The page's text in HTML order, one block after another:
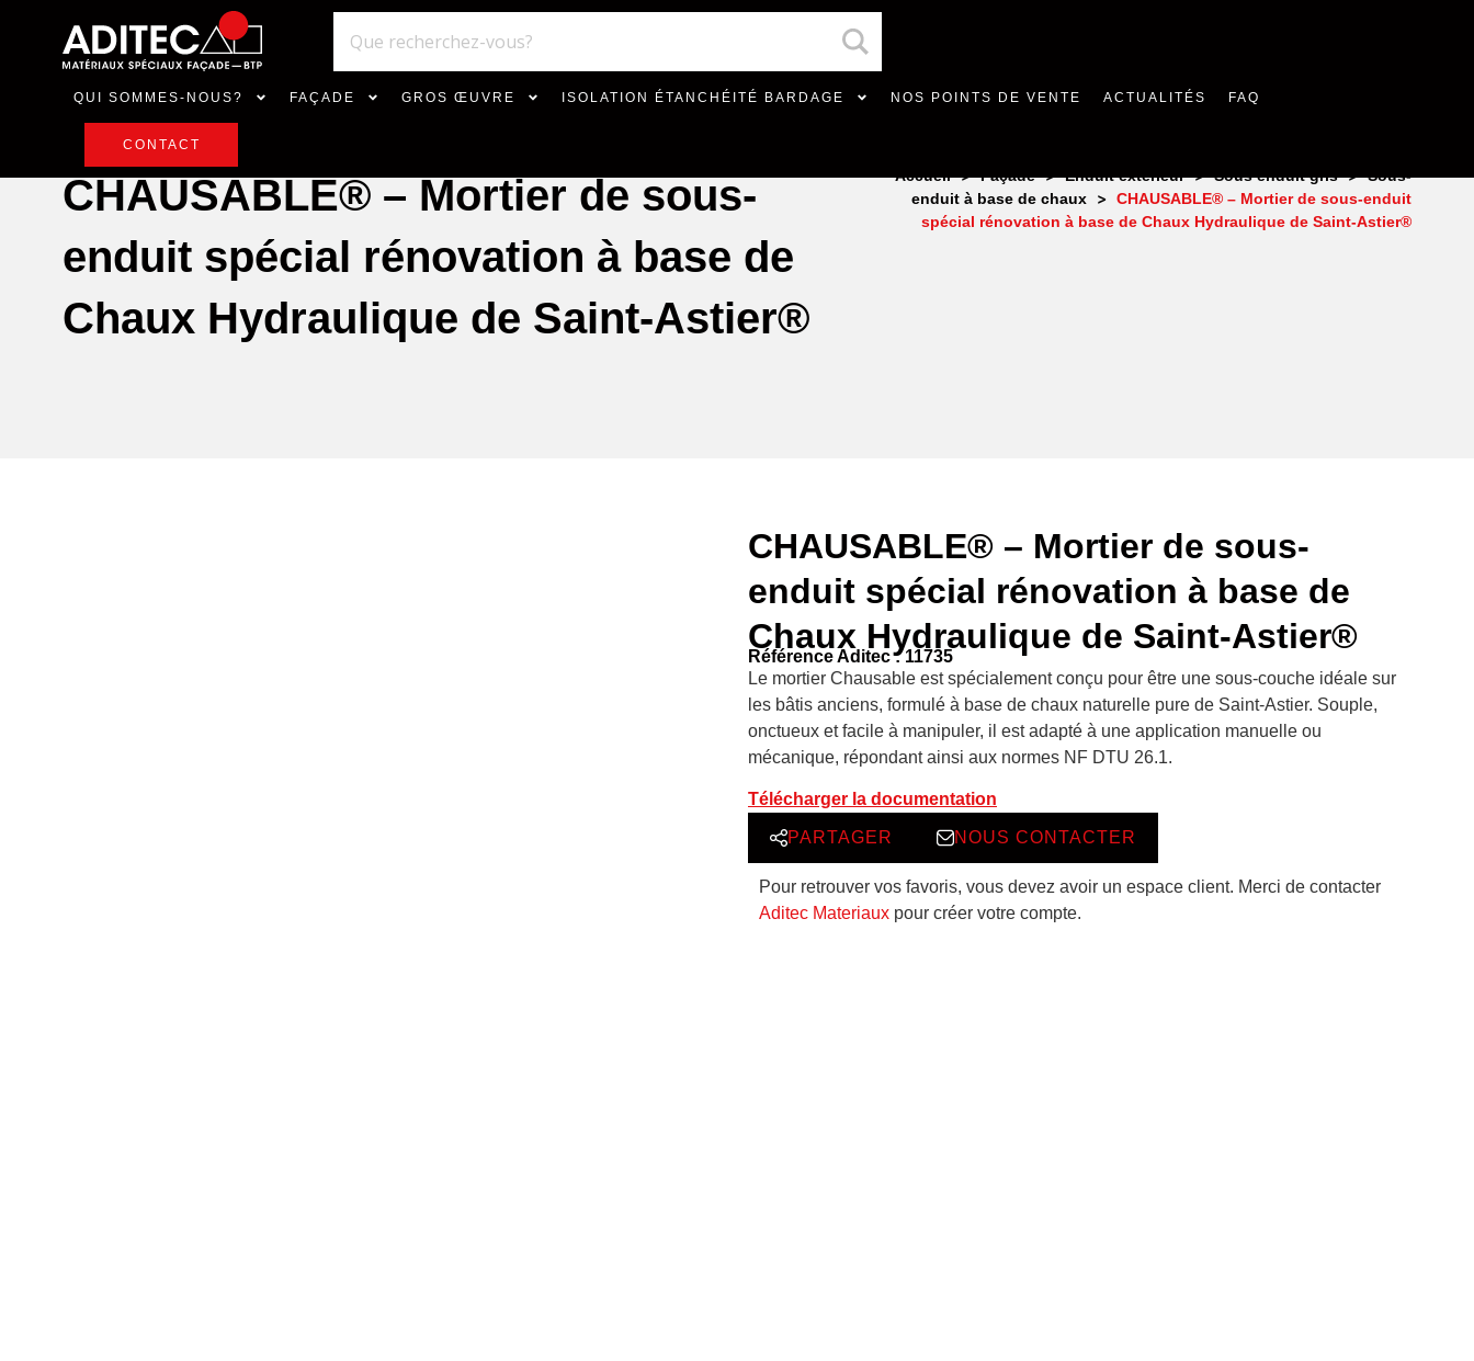
QUI SOMMES-NOUS? FAÇADE GROS ŒUVRE ISOLATION ÉTANCHÉITÉ BARDAGE NOS POINTS DE VENTE ACTUALITÉS FAQ
CONTACT
CHAUSABLE® – Mortier de sous-
enduit spécial rénovation à base de
Chaux Hydraulique de Saint-Astier®
Accueil > Façade > Enduit extérieur > Sous enduit gris > Sous-
enduit à base de chaux
>
CHAUSABLE® – Mortier de sous-enduit
spécial rénovation à base de Chaux Hydraulique de Saint-Astier®
CHAUSABLE® – Mortier de sous-
enduit spécial rénovation à base de
Chaux Hydraulique de Saint-Astier®
Référence Aditec : 11735
Le mortier Chausable est spécialement conçu pour être une sous-couche idéale sur
les bâtis anciens, formulé à base de chaux naturelle pure de Saint-Astier. Souple,
onctueux et facile à manipuler, il est adapté à une application manuelle ou
mécanique, répondant ainsi aux normes NF DTU 26.1.
Télécharger la documentation
PARTAGER NOUS CONTACTER
Pour retrouver vos favoris, vous devez avoir un espace client. Merci de contacter
Aditec Materiaux pour créer votre compte.